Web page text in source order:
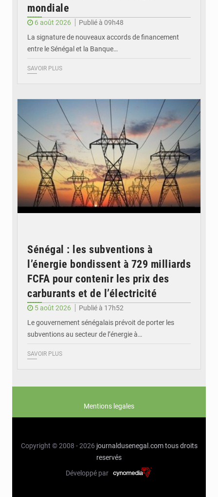
mondiale
6 août 2026
Publié à 09h48
La signature de nouveaux accords de financement
entre le Sénégal et la Banque…
SAVOIR PLUS
Sénégal : les subventions à
l’énergie bondissent à 729 milliards
FCFA pour contenir les prix des
carburants et de l’électricité
5 août 2026
Publié à 17h52
Le gouvernement sénégalais prévoit de porter les
subventions au secteur de l’énergie à…
SAVOIR PLUS
Mentions legales
Copyright © 2008 - 2026 journaldusenegal.com tous droits
reservés
Développé par